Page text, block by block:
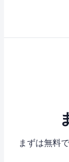
まずは無料